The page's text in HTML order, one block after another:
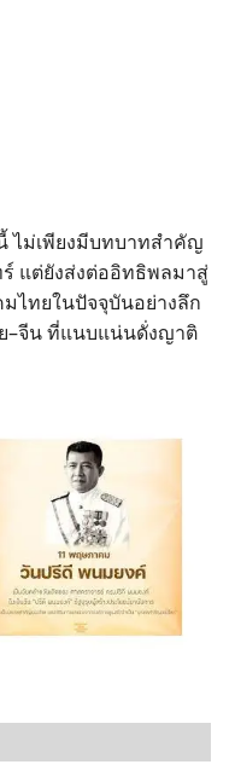
ไม่เพียงมีบทบาทสำคัญ
แต่ยังส่งต่ออิทธิพลมาสู่
มไทยในปัจจุบันอย่างลึก
–จีน ที่แนบแน่นดั่งญาติ